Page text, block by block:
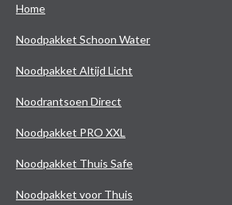
Home
Noodpakket Schoon Water
Noodpakket Altijd Licht
Noodrantsoen Direct
Noodpakket PRO XXL
Noodpakket Thuis Safe
Noodpakket voor Thuis